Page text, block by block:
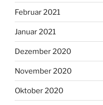
Februar 2021
Januar 2021
Dezember 2020
November 2020
Oktober 2020